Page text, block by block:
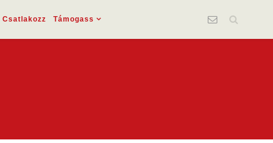
Csatlakozz Támogass